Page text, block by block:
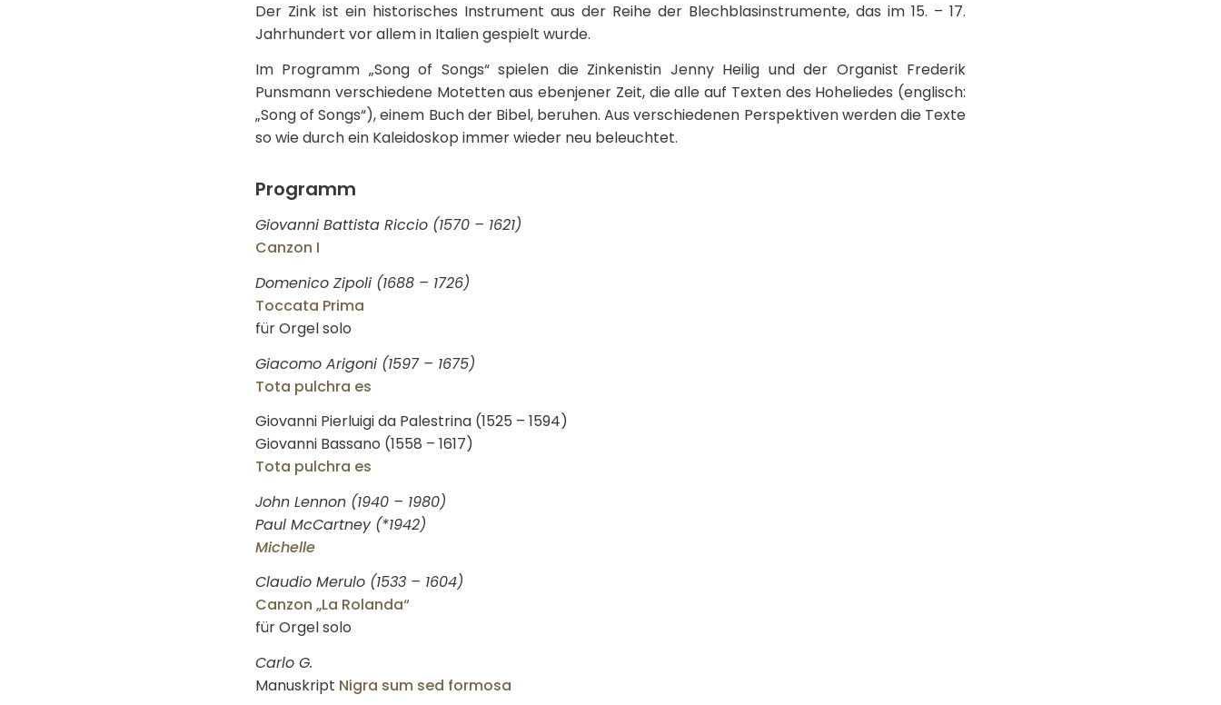
Der Zink ist ein historisches Instrument aus der Reihe der Blechblasinstrumente, das im 15. – 17.
Jahrhundert vor allem in Italien gespielt wurde.
Im Programm „Song of Songs“ spielen die Zinkenistin Jenny Heilig und der Organist Frederik
Punsmann verschiedene Motetten aus ebenjener Zeit, die alle auf Texten des Hoheliedes (englisch:
„Song of Songs“), einem Buch der Bibel, beruhen. Aus verschiedenen Perspektiven werden die Texte
so wie durch ein Kaleidoskop immer wieder neu beleuchtet.
Programm
Giovanni Battista Riccio (1570 – 1621)
Canzon I
Domenico Zipoli (1688 – 1726)
Toccata Prima
für Orgel solo
Giacomo Arigoni (1597 – 1675)
Tota pulchra es
Giovanni Pierluigi da Palestrina (1525 – 1594)
Giovanni Bassano (1558 – 1617)
Tota pulchra es
John Lennon (1940 – 1980)
Paul McCartney (*1942)
Michelle
Claudio Merulo (1533 – 1604)
Canzon „La Rolanda“
für Orgel solo
Carlo G.
Manuskript Nigra sum sed formosa